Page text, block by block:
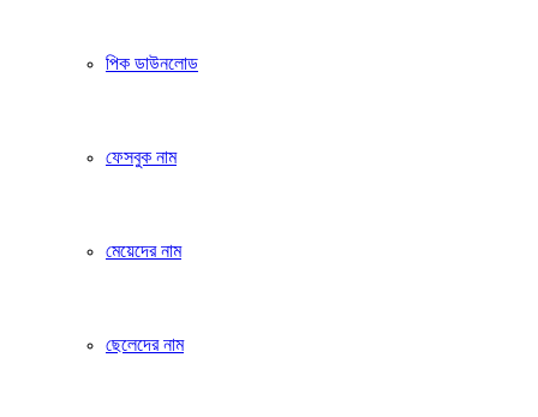
পিক ডাউনলোড
ফেসবুক নাম
মেয়েদের নাম
ছেলেদের নাম